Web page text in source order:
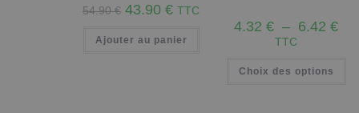
54.90€ 43.90€ TTC
Ajouter au panier
4.32€ – 6.42€
TTC
Choix des options